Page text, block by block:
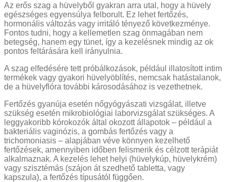
Az erős szag a hüvelyből gyakran arra utal, hogy a hüvely
egészséges egyensúlya felborult. Ez lehet fertőzés,
hormonális változás vagy irritáló tényező következménye.
Fontos tudni, hogy a kellemetlen szag önmagában nem
betegség, hanem egy tünet, így a kezelésnek mindig az ok
pontos feltárására kell irányulnia.
A szag elfedésére tett próbálkozások, például illatosított intim
termékek vagy gyakori hüvelyöblítés, nemcsak hatástalanok,
de a hüvelyflóra további károsodásához is vezethetnek.
Fertőzés gyanúja esetén nőgyógyászati vizsgálat, illetve
szükség esetén mikrobiológiai laborvizsgálat szükséges. A
leggyakoribb kórokozók által okozott állapotok – például a
bakteriális vaginózis, a gombás fertőzés vagy a
trichomoniasis – alapjában véve könnyen kezelhető
fertőzések, amennyiben időben felismerik és célzott terápiát
alkalmaznak. A kezelés lehet helyi (hüvelykúp, hüvelykrém)
vagy szisztémás (szájon át szedhető tabletta, vagy
kapszula), a fertőzés típusától függően.